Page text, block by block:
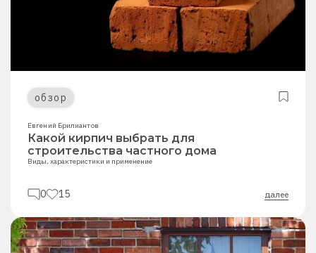
обзор
Евгений Брилиантов
Какой кирпич выбрать для
строительства частного дома
Виды, характеристики и применение
0 15 далее